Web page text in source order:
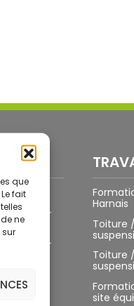
que
fait
ne
sur
de pied –
de pied –
Harnais
Toiture
Toiture
site